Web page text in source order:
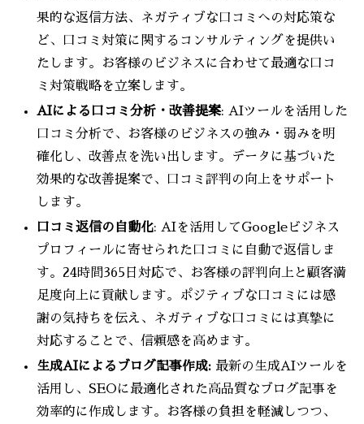
果的な返信方法、ネガティブな口コミへの対応策な
ど、口コミ対策に関するコンサルティングを提供い
たします。お客様のビジネスに合わせて最適な口コ
ミ対策戦略を立案します。
AIによる口コミ分析・改善提案: AIツールを活用した
口コミ分析で、お客様のビジネスの強み・弱みを明
確化し、改善点を洗い出します。データに基づいた
効果的な改善提案で、口コミ評判の向上をサポート
します。
口コミ返信の自動化: AIを活用してGoogleビジネス
プロフィールに寄せられた口コミに自動で返信しま
す。24時間365日対応で、お客様の評判向上と顧客満
足度向上に貢献します。ポジティブな口コミには感
謝の気持ちを伝え、ネガティブな口コミには真摯に
対応することで、信頼感を高めます。
生成AIによるブログ記事作成: 最新の生成AIツールを
活用し、SEOに最適化された高品質なブログ記事を
効率的に作成します。お客様の負担を軽減しつつ、